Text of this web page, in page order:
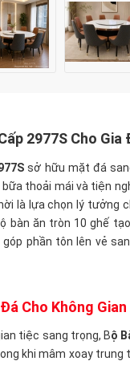
2977S Cho Gia
sở hữu mặt đá
thoải mái và tiện
là lựa chọn lý tưởng
bàn ăn tròn 10 ghế
phần tôn lên vẻ
Cho Không
tiệc sang trọng, Bộ
khi mâm xoay